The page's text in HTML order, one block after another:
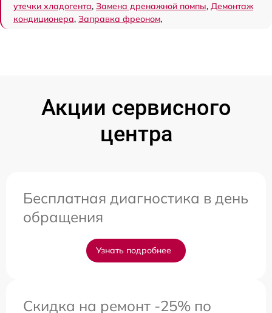
утечки хладогента, Замена дренажной помпы, Демонтаж
кондиционера, Заправка фреоном,
Акции сервисного
центра
Бесплатная диагностика в день
обращения
Узнать подробнее
Скидка на ремонт -25% по